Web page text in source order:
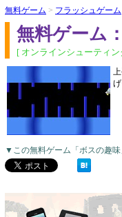
無料ゲーム > フラッシュゲーム
無料ゲーム
[ オンラインシューティ
▼この無料ゲーム「ボスの趣